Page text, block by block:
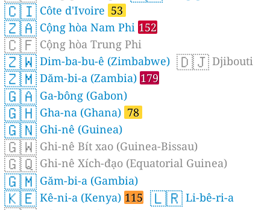
🇨🇮 Côte d'Ivoire 53
🇿🇦 Cộng hòa Nam Phi 152
🇨🇫 Cộng hòa Trung Phi
🇿🇼 Dim-ba-bu-ê (Zimbabwe) 🇩🇯 Djibouti
🇿🇲 Dăm-bi-a (Zambia) 179
🇬🇦 Ga-bông (Gabon)
🇬🇭 Gha-na (Ghana) 78
🇬🇳 Ghi-nê (Guinea)
🇬🇼 Ghi-nê Bít xao (Guinea-Bissau)
🇬🇶 Ghi-nê Xích-đạo (Equatorial Guinea)
🇬🇲 Găm-bi-a (Gambia)
🇰🇪 Kê-ni-a (Kenya) 115 🇱🇷 Li-bê-ri-a